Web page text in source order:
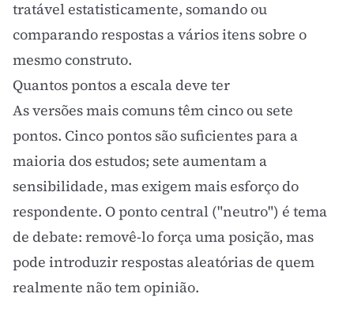
tratável estatisticamente, somando ou
comparando respostas a vários itens sobre o
mesmo construto.
Quantos pontos a escala deve ter
As versões mais comuns têm cinco ou sete
pontos. Cinco pontos são suficientes para a
maioria dos estudos; sete aumentam a
sensibilidade, mas exigem mais esforço do
respondente. O ponto central ("neutro") é tema
de debate: removê-lo força uma posição, mas
pode introduzir respostas aleatórias de quem
realmente não tem opinião.